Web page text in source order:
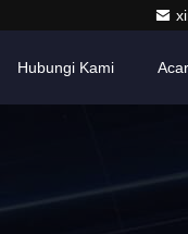
Hubungi Kami